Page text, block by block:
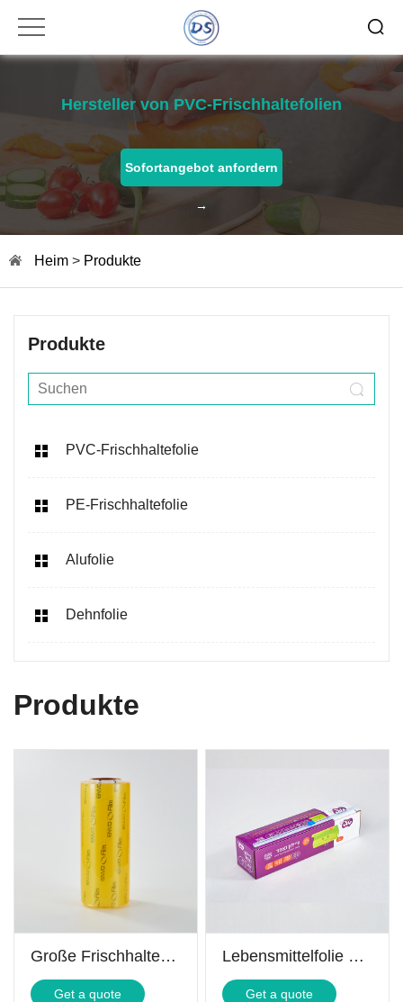
Hersteller von PVC-Frischhaltefolien
Sofortangebot anfordern
→
Heim > Produkte
Produkte
PVC-Frischhaltefolie
PE-Frischhaltefolie
Alufolie
Dehnfolie
Produkte
Große Frischhaltefolienrolle
Get a quote
Lebensmittelfolie aus Polyethylen
Get a quote